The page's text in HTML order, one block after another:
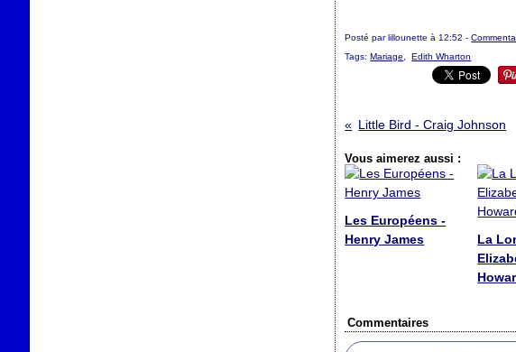
Posté par lillounette à 12:52 -
Tags:Mariage ,Edith Wharton
Little Bird - Craig Johnson
Vous aimerez aussi :
Les Européens -
Henry James
La
Commentaires